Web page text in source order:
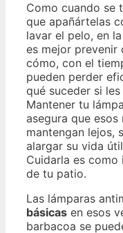
Como cuando se
que apañártelas
lavar el pelo, en
es mejor prevenir
cómo, con el
pueden perder
qué suceder si
Mantener tu
asegura que
mantengan lejos,
alargar su vida
Cuidarla es
de tu patio.
Las lámparas
básicas en esos
barbacoa se